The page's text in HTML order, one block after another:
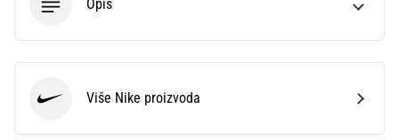
Opis
Više Nike proizvoda